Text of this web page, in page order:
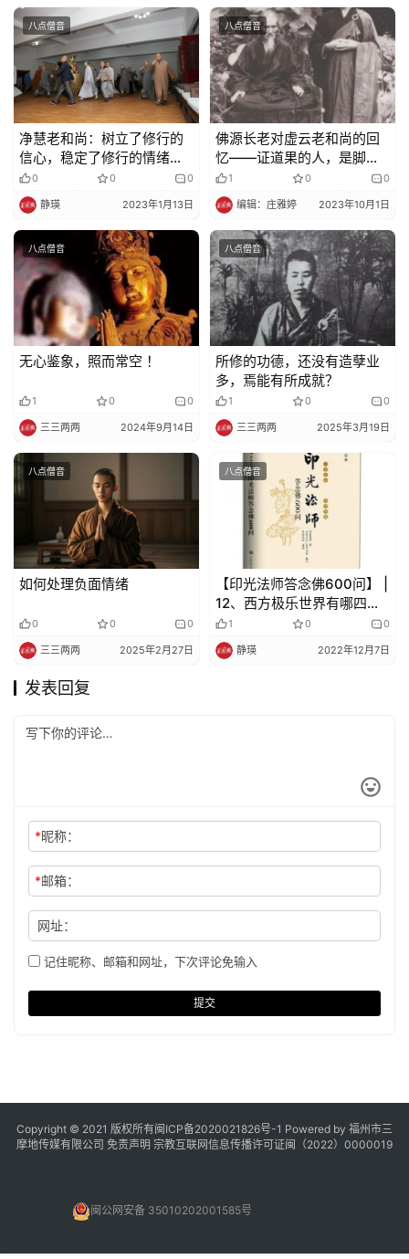
八点僧音
净慧老和尚：树立了修行的
信心，稳定了修行的情绪，
这也是很大的收获
0 0 0
静瑛 2023年1月13日
八点僧音
佛源长老对虚云老和尚的回
忆——证道果的人，是脚不
着地的
1 0 0
编辑：庄雅婷 2023年10月1日
八点僧音
无心鉴象，照而常空 ！
1 0 0
三三两两 2024年9月14日
八点僧音
所修的功德，还没有造孽业
多，焉能有所成就？
1 0 0
三三两两 2025年3月19日
八点僧音
如何处理负面情绪
0 0 0
三三两两 2025年2月27日
八点僧音
【印光法师答念佛600问】 |
12、西方极乐世界有哪四
土？
1 0 0
静瑛 2022年12月7日
发表回复
*昵称：
*邮箱：
网址：
记住昵称、邮箱和网址，下次评论免输入
提交
Copyright © 2021 版权所有闽ICP备2020021826号-1 Powered by 福州市三
摩地传媒有限公司 免责声明 宗教互联网信息传播许可证闽（2022）0000019
闽公网安备 35010202001585号